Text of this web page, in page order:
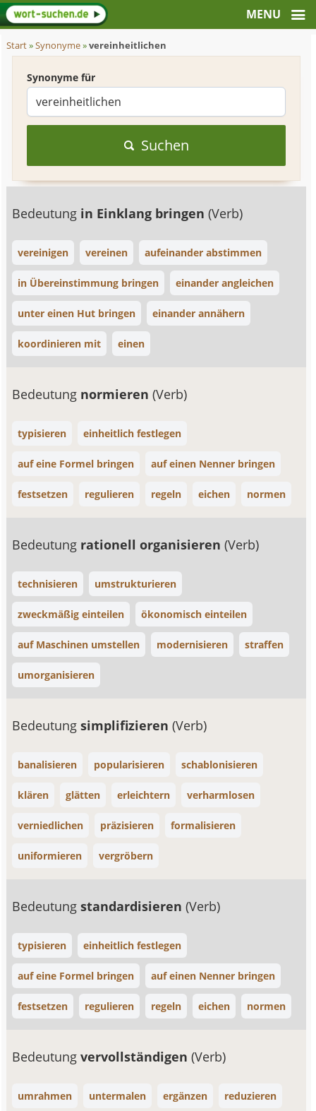
Start»Synonyme»vereinheitlichen
Synonyme für
Suchen
Bedeutung in Einklang bringen(Verb)
vereinigen vereinen aufeinander abstimmen
in Übereinstimmung bringen einander angleichen
unter einen Hut bringen einander annähern
koordinieren mit einen
Bedeutung normieren(Verb)
typisieren einheitlich festlegen
auf eine Formel bringen auf einen Nenner bringen
festsetzen regulieren regeln eichen normen
Bedeutung rationell organisieren(Verb)
technisieren umstrukturieren
zweckmäßig einteilen ökonomisch einteilen
auf Maschinen umstellen modernisieren straffen
umorganisieren
Bedeutungsimplifizieren(Verb)
banalisieren popularisieren schablonisieren
klären glätten erleichtern verharmlosen
verniedlichen präzisieren formalisieren
uniformieren vergröbern
Bedeutungstandardisieren(Verb)
typisieren einheitlich festlegen
auf eine Formel bringen auf einen Nenner bringen
festsetzen regulieren regeln eichen normen
Bedeutungvervollständigen(Verb)
umrahmen untermalen ergänzen reduzieren